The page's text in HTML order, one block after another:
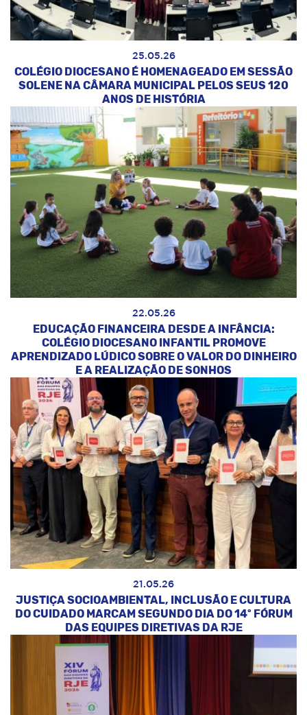
25.05.26
COLÉGIO DIOCESANO É HOMENAGEADO EM SESSÃO
SOLENE NA CÂMARA MUNICIPAL PELOS SEUS 120
ANOS DE HISTÓRIA
22.05.26
EDUCAÇÃO FINANCEIRA DESDE A INFÂNCIA:
COLÉGIO DIOCESANO INFANTIL PROMOVE
APRENDIZADO LÚDICO SOBRE O VALOR DO DINHEIRO
E A REALIZAÇÃO DE SONHOS
21.05.26
JUSTIÇA SOCIOAMBIENTAL, INCLUSÃO E CULTURA
DO CUIDADO MARCAM SEGUNDO DIA DO 14º FÓRUM
DAS EQUIPES DIRETIVAS DA RJE